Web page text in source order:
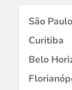
São Paulo
Curitiba
Belo